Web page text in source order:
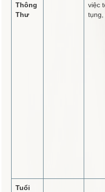
Thông
Thư
việc
tụng,
Tuổi